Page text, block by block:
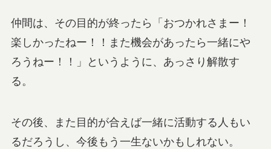
仲間は、その目的が終ったら「おつかれさまー！
楽しかったねー！！また機会があったら一緒にや
ろうねー！！」というように、あっさり解散す
る。
その後、また目的が合えば一緒に活動する人もい
るだろうし、今後もう一生ないかもしれない。